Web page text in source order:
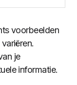
voorbeelden
je
informatie.